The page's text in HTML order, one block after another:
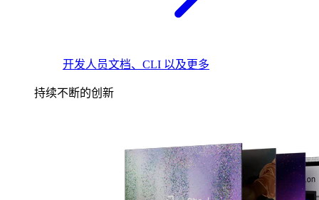
开发人员文档、CLI 以及更多
持续不断的创新